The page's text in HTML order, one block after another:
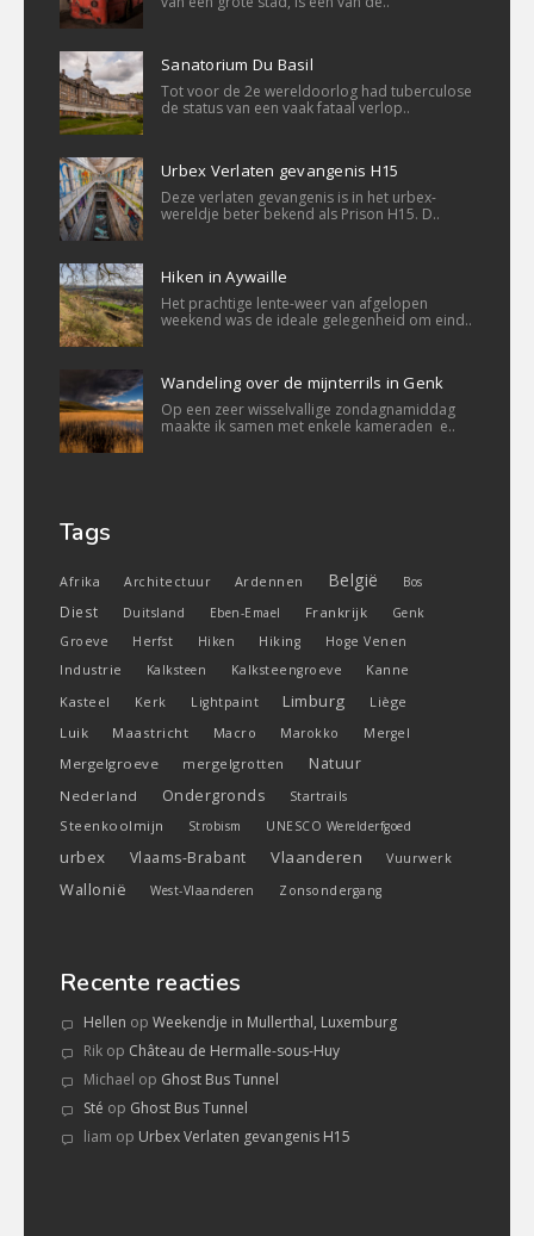
Sanatorium Du Basil
Tot voor de 2e wereldoorlog had tuberculose
de status van een vaak fataal verlop..
Urbex Verlaten gevangenis H15
Deze verlaten gevangenis is in het urbex-
wereldje beter bekend als Prison H15. D..
Hiken in Aywaille
Het prachtige lente-weer van afgelopen
weekend was de ideale gelegenheid om eind..
Wandeling over de mijnterrils in Genk
Op een zeer wisselvallige zondagnamiddag
maakte ik samen met enkele kameraden e..
Tags
Afrika Architectuur Ardennen België Bos
Diest Duitsland Eben-Emael Frankrijk
Genk
Groeve
Herfst Hiken Hiking Hoge Venen
Industrie Kalksteen Kalksteengroeve
Kanne
Kasteel
Kerk Lightpaint Limburg
Liège
Luik
Maastricht Macro Marokko Mergel
Mergelgroeve mergelgrotten Natuur
Nederland Ondergronds Startrails
Steenkoolmijn Strobism UNESCO Werelderfgoed
urbex Vlaams-Brabant Vlaanderen Vuurwerk
Wallonië West-Vlaanderen Zonsondergang
Recente reacties
Hellen op Weekendje in Mullerthal, Luxemburg
Rik op Château de Hermalle-sous-Huy
Michael op Ghost Bus Tunnel
Sté op Ghost Bus Tunnel
liam op Urbex Verlaten gevangenis H15